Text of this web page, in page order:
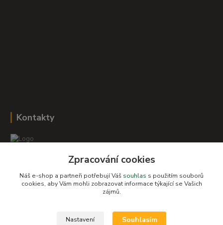
Kontakty
+420 604 278 943
obchod-detskysvet@seznam.cz
Zpracování cookies
Náš e-shop a partneři potřebují Váš souhlas s použitím souborů
cookies, aby Vám mohli zobrazovat informace týkající se Vašich
zájmů.
Nastavení Souhlasím